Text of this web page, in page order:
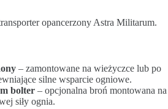
opancerzony Astra Militarum.
– zamontowane na wieżyczce lub po
silne wsparcie ogniowe.
bolter – opcjonalna broń montowana na
siły ognia.